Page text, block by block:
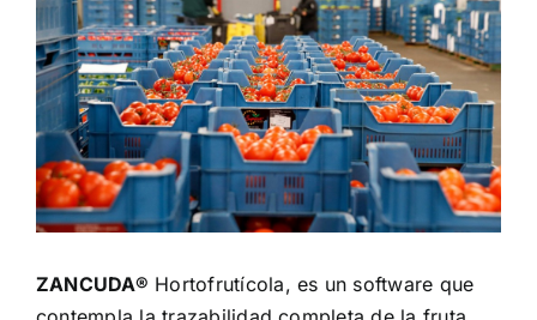
ZANCUDA® Hortofrutícola, es un software que